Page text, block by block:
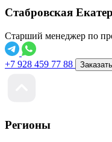
Стабровская
Старший менеджер по
+7 928 459 77 88
Регионы